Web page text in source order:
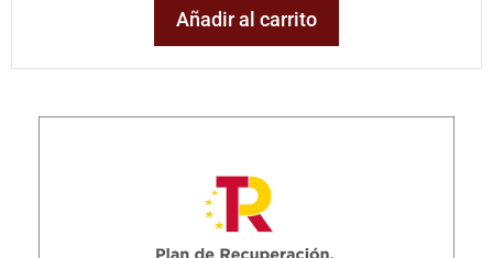
Añadir al carrito